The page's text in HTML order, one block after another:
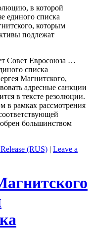
в которой
единого списка
которым
подлежат
Совет Евросоюза …
списка
Магнитского,
адресные санкции
в тексте резолюции.
в рамках рассмотрения
большинством
(RUS) | Leave a